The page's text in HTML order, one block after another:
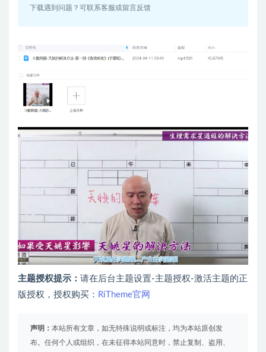
下载遇到问题？可联系客服或留言反馈
主题授权提示： 请在后台主题设置-主题授权-激活主题的正
版授权，授权购买： RiTheme官网
声明： 本站所有文章，如无特殊说明或标注，均为本站原创发
布。任何个人或组织，在未征得本站同意时，禁止复制、盗用、